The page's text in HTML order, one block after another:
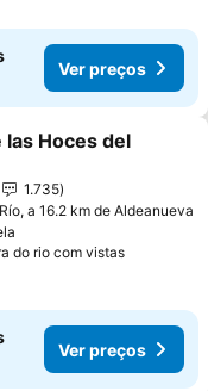
Ver preços
aos favoritos
las Hoces del
1.735
a 16.2 km de Aldeanueva
do rio com vistas
Ver preços